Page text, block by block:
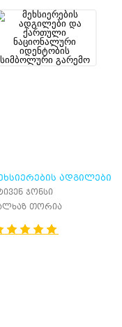
ᲐᲓᲒᲘᲚᲔᲑᲘ
ᲥᲐᲠᲗᲣᲚᲘ
ჯონსი
თორია